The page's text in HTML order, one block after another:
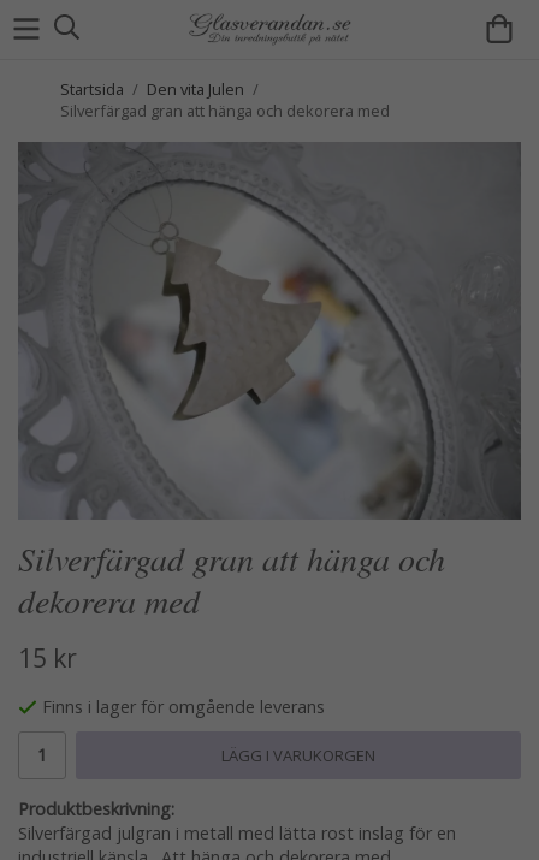
Startsida / Den vita Julen /
Silverfärgad gran att hänga och dekorera med
Silverfärgad gran att hänga och
dekorera med
15 kr
Finns i lager för omgående leverans
LÄGG I VARUKORGEN
Produktbeskrivning:
Silverfärgad julgran i metall med lätta rost inslag för en